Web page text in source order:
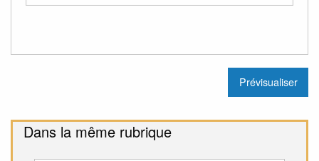
Dans la même rubrique